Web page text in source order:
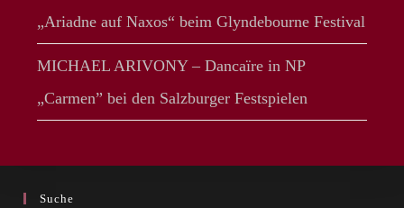
„Ariadne auf Naxos“ beim Glyndebourne Festival
MICHAEL ARIVONY – Dancaïre in NP
„Carmen” bei den Salzburger Festspielen
Suche